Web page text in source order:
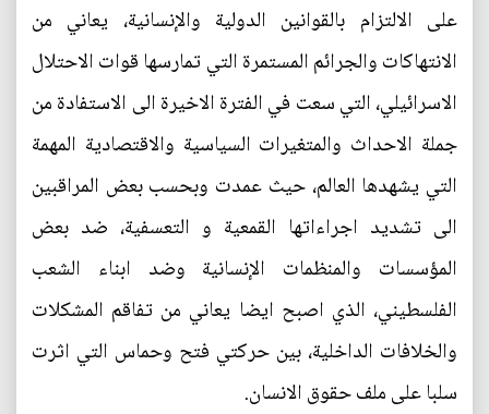
على الالتزام بالقوانين الدولية والإنسانية، يعاني من
الانتهاكات والجرائم المستمرة التي تمارسها قوات الاحتلال
الاسرائيلي، التي سعت في الفترة الاخيرة الى الاستفادة من
جملة الاحداث والمتغيرات السياسية والاقتصادية المهمة
التي يشهدها العالم، حيث عمدت وبحسب بعض المراقبين
الى تشديد اجراءاتها القمعية و التعسفية، ضد بعض
المؤسسات والمنظمات الإنسانية وضد ابناء الشعب
الفلسطيني، الذي اصبح ايضا يعاني من تفاقم المشكلات
والخلافات الداخلية، بين حركتي فتح وحماس التي اثرت
سلبا على ملف حقوق الانسان.